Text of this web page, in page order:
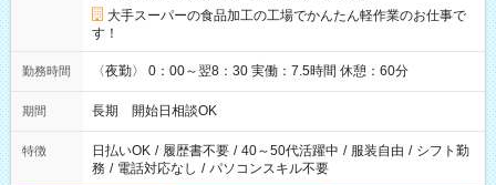
大手スーパーの食品加工の工場でかんたん軽作業のお仕事で
す！
勤務時間 〈夜勤〉 0：00～翌8：30 実働：7.5時間 休憩：60分
期間 長期 開始日相談OK
特徴 日払いOK / 履歴書不要 / 40～50代活躍中 / 服装自由 / シフト勤
務 / 電話対応なし / パソコンスキル不要